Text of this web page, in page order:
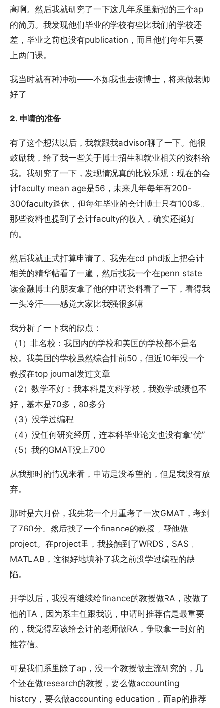
高啊。然后我就研究了一下这几年系里新招的三个ap
的简历。我发现他们毕业的学校有些比我们的学校还
差，毕业之前也没有publication，而且他们每年只要
上两门课。
我当时就有种冲动——不如我也去读博士，将来做老师
好了
2. 申请的准备
有了这个想法以后，我就跟我advisor聊了一下。他很
鼓励我，给了我一些关于博士招生和就业相关的资料给
我。我研究了一下，发现情况真的比较乐观：现在的会
计faculty mean age是56，未来几年每年有200-
300faculty退休，但每年毕业的会计博士只有100多。
那些资料也提到了会计faculty的收入，确实还挺好
的。
然后我就正式打算申请了。我先在cd phd版上把会计
相关的精华帖看了一遍，然后找我一个在penn state
读金融博士的朋友拿了他的申请资料看了一下，看得我
一头冷汗——感觉大家比我强很多嘛
我分析了一下我的缺点：
（1）非名校：我国内的学校和美国的学校都不是名
校。我美国的学校虽然综合排前50，但近10年没一个
教授在top journal发过文章
（2）数学不好：我本科是文科学校，我数学成绩也不
好，基本是70多，80多分
（3）没学过编程
（4）没任何研究经历，连本科毕业论文也没有拿“优”
（5）我的GMAT没上700
从我那时的情况来看，申请是没希望的，但是我没有放
弃。
那时是六月份，我先花一个月重考了一次GMAT，考到
了760分。然后找了一个finance的教授，帮他做
project。在project里，我接触到了WRDS，SAS，
MATLAB，这很好地填补了我之前没学过编程的缺
陷。
开学以后，我没有继续给finance的教授做RA，改做了
他的TA，因为系主任跟我说，申请时推荐信是最重要
的，我觉得应该给会计的老师做RA，争取拿一封好的
推荐信。
可是我们系里除了ap，没一个教授做主流研究的，几
个还在做research的教授，要么做accounting
history，要么做accounting education，而ap的推荐